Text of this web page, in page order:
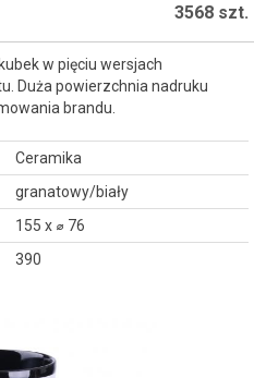
3568 szt.
w pięciu wersjach
Duża powierzchnia nadruku
brandu.
Ceramika
granatowy/biały
155 x ⌀ 76
390